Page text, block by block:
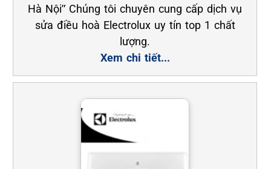
Hà Nội” Chúng tôi chuyên cung cấp dịch vụ
sửa điều hoà Electrolux uy tín top 1 chất
lượng.
Xem chi tiết...